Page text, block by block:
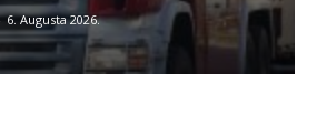
6. Augusta 2026.